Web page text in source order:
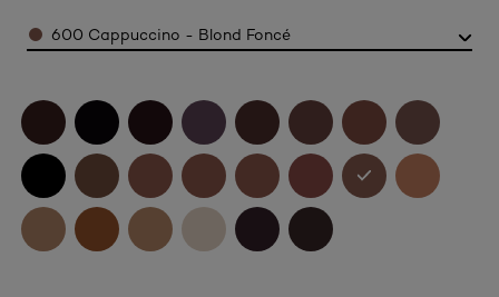
Color600 Cappuccino - Blond Foncé